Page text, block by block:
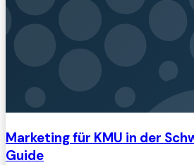
Marketing für KMU in der
Guide